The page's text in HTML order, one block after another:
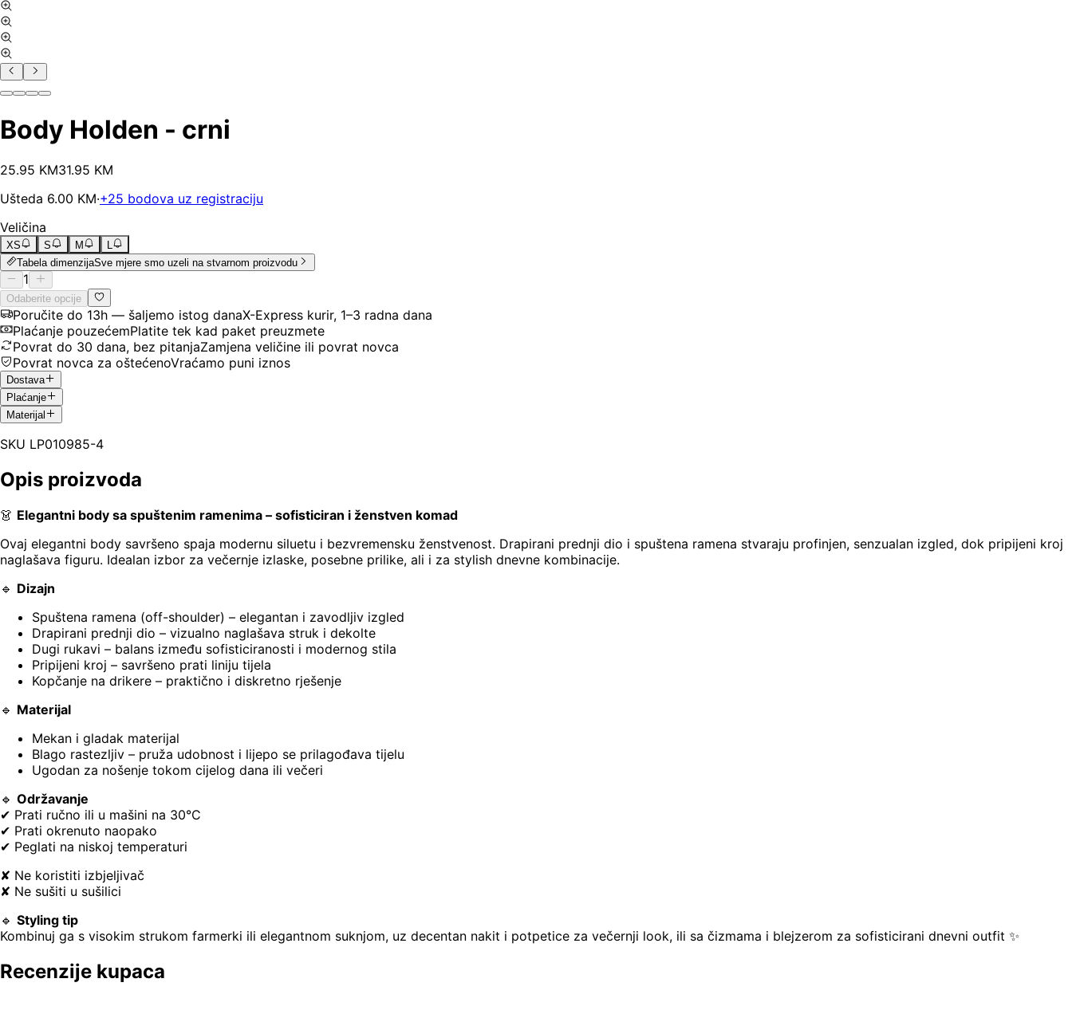
Body Holden - crni
25.95 KM31.95 KM
Ušteda 6.00 KM·+25 bodova uz registraciju
Veličina
XS S M
L
Tabela dimenzijaSve mjere smo uzeli na stvarnom proizvodu
1
Odaberite opcije
Poručite do 13h — šaljemo istog danaX-Express kurir, 1–3 radna dana
Plaćanje pouzećemPlatite tek kad paket preuzmete
Povrat do 30 dana, bez pitanjaZamjena veličine ili povrat novca
Povrat novca za oštećenoVraćamo puni iznos
Dostava
Plaćanje
Materijal
SKU LP010985-4
Opis proizvoda
👗 Elegantni body sa spuštenim ramenima – sofisticiran i ženstven komad
Ovaj elegantni body savršeno spaja modernu siluetu i bezvremensku ženstvenost. Drapirani prednji dio i spuštena ramena stvaraju profinjen, senzualan izgled, dok pripijeni kroj
naglašava figuru. Idealan izbor za večernje izlaske, posebne prilike, ali i za stylish dnevne kombinacije.
🔹 Dizajn
Spuštena ramena (off-shoulder) – elegantan i zavodljiv izgled
Drapirani prednji dio – vizualno naglašava struk i dekolte
Dugi rukavi – balans između sofisticiranosti i modernog stila
Pripijeni kroj – savršeno prati liniju tijela
Kopčanje na drikere – praktično i diskretno rješenje
🔹 Materijal
Mekan i gladak materijal
Blago rastezljiv – pruža udobnost i lijepo se prilagođava tijelu
Ugodan za nošenje tokom cijelog dana ili večeri
🔹 Održavanje
✔ Prati ručno ili u mašini na 30°C
✔ Prati okrenuto naopako
✔ Peglati na niskoj temperaturi
✘ Ne koristiti izbjeljivač
✘ Ne sušiti u sušilici
🔹 Styling tip
Kombinuj ga s visokim strukom farmerki ili elegantnom suknjom, uz decentan nakit i potpetice za večernji look, ili sa čizmama i blejzerom za sofisticirani dnevni outfit ✨
Recenzije kupaca